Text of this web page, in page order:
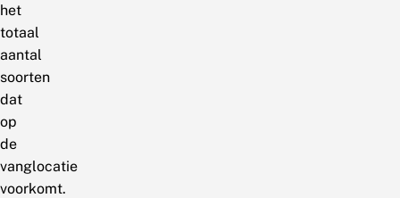
het
totaal
aantal
soorten
dat
op
de
vanglocatie
voorkomt.